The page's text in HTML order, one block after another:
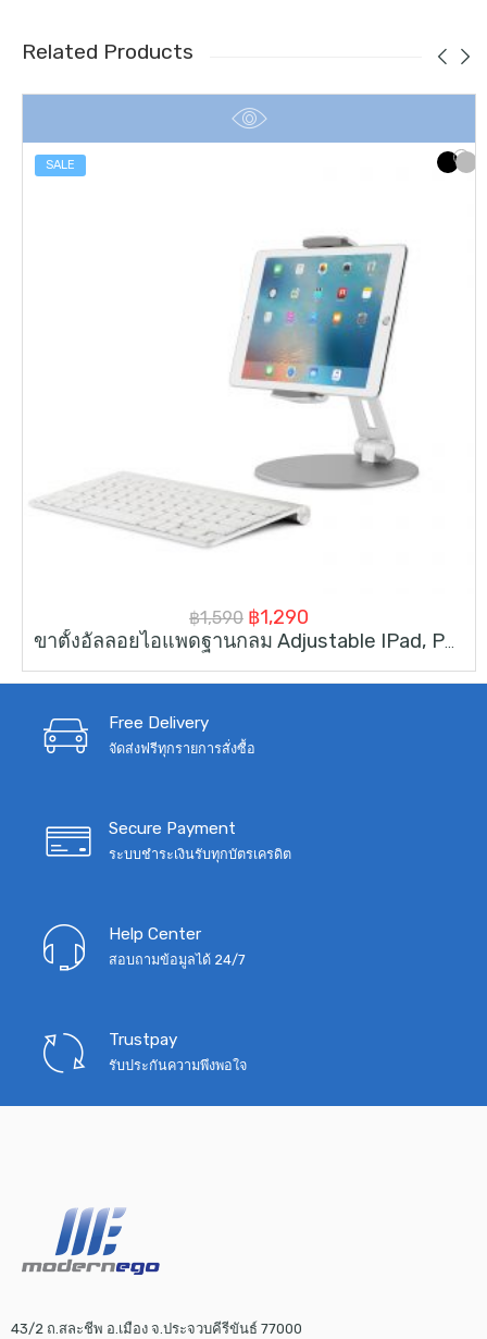
Related Products
SALE
฿1,590 Original
price
was:
฿1,290
price
is:
ขาตั้งอัลลอยไอแพดฐานกลม Adjustable IPad, Phone & Tablet Stand For 4-14inch
Free Delivery
จัดส่งฟรีทุกรายการสั่งซื้อ
Secure Payment
ระบบชำระเงินรับทุกบัตรเครดิต
Help Center
สอบถามข้อมูลได้ 24/7
Trustpay
รับประกันความพึงพอใจ
43/2 ถ.สละชีพ อ.เมือง จ.ประจวบคีรีขันธ์ 77000